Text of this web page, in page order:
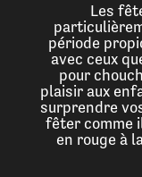
Les
période
avec ceux
pour
plaisir aux
surprendre
fêter comme
en rouge à